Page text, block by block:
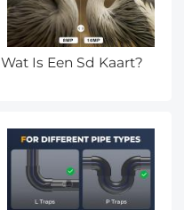
Wat Is Een Sd Kaart?